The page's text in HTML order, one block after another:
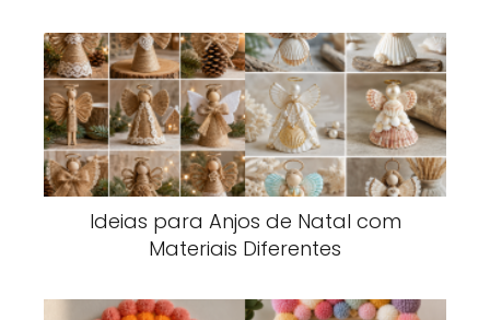
Ideias para Anjos de Natal com
Materiais Diferentes